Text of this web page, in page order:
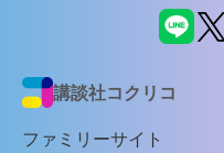
講談社コクリコ
ファミリーサイト